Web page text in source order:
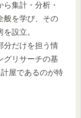
集計・分析・
般を学び、その
設立。
分だけを担う情
グリサーチの基
屋であるのが特